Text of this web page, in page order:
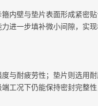
内壁与垫片表面形成紧密
进一步填补微小间隙，实
与耐疲劳性；垫片则选用
工况下仍能保持密封完整性